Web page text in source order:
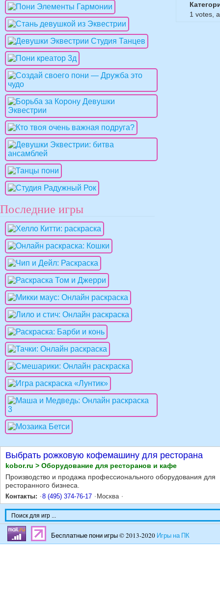
1 votes,
Последние игры
Выбрать рожковую кофемашину для ресторана
kobor.ru > Оборудование для ресторанов и кафе
Производство и продажа профессионального оборудования для
ресторанного бизнеса.
Контакты: 8 (495) 374-76-17 Москва
Бесплатные пони игры © 2013-2020 Игры на ПК